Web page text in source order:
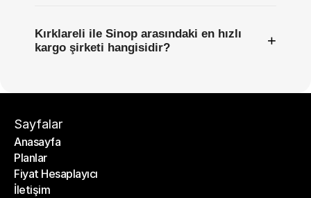
Kırklareli ile Sinop arasındaki en hızlı
kargo şirketi hangisidir?
+
Sayfalar
Anasayfa
Anasayfa
Planlar
Planlar
Fiyat Hesaplayıcı
Fiyat Hesaplayıcı
İletişim